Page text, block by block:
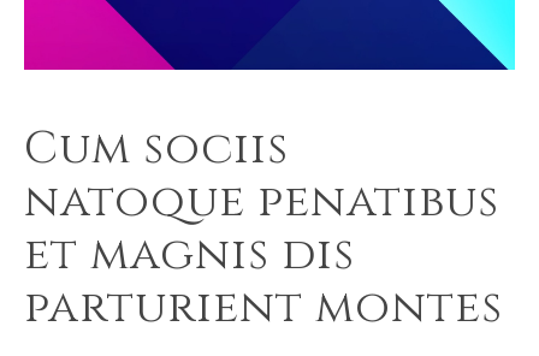
Cum sociis
natoque penatibus
et magnis dis
parturient montes